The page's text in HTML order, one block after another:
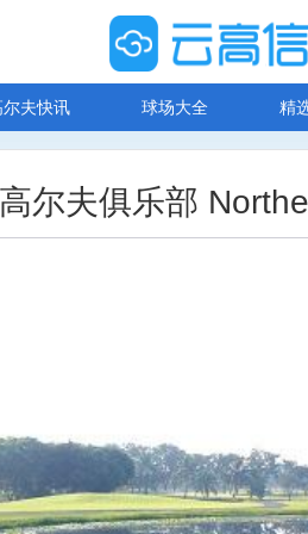
尔夫快讯 球场大全 精
尔夫俱乐部